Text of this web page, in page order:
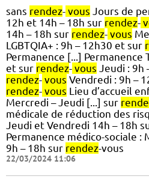
sans rendez- vous Jours de
12h et 14h – 18h sur rendez-
14h – 18h sur rendez- vous
LGBTQIA+ : 9h – 12h30 et sur
Permanence [...] Permanence
et sur rendez- vous Jeudi : 9h
rendez- vous Vendredi : 9h –
rendez- vous Lieu d’accueil
Mercredi – Jeudi [...] sur
médicale de réduction des
Jeudi et Vendredi 14h – 18h
Permanence médico-sociale :
9h – 18h sur rendez-vous
22/03/2024 11:06